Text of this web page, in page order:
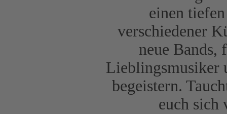
einen
verschiedener
neue Bands,
Lieblingsmusiker
begeistern.
euch sich